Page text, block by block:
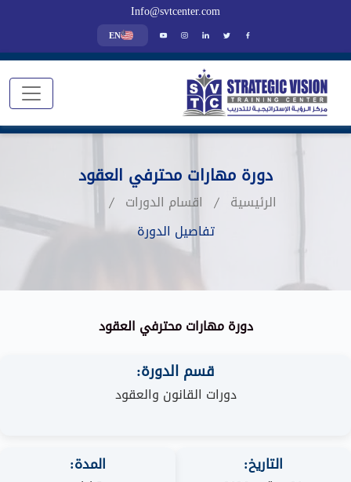
Info@svtcenter.com
EN
دورة مهارات محترفي العقود
الرئيسية
اقسام الدورات
تفاصيل الدورة
دورة مهارات محترفي العقود
قسم الدورة:
دورات القانون والعقود
التاريخ: المدة: